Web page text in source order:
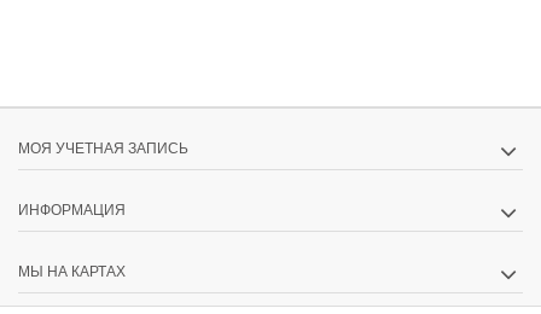
МОЯ УЧЕТНАЯ ЗАПИСЬ
ИНФОРМАЦИЯ
МЫ НА КАРТАХ